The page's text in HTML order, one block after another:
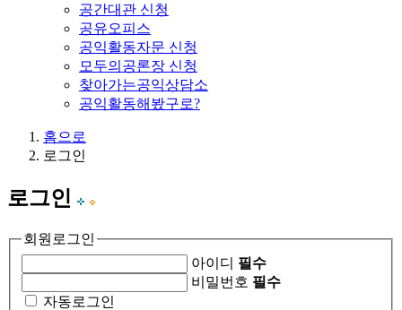
공간대관 신청
공유오피스
공익활동자문 신청
모두의공론장 신청
찾아가는공익상담소
공익활동해봤구로?
홈으로
로그인
로그인
회원로그인
아이디 필수
비밀번호 필수
자동로그인